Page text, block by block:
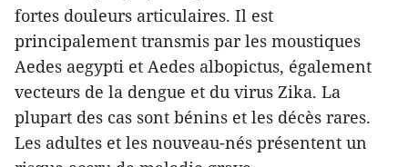
fortes douleurs articulaires. Il est
principalement transmis par les moustiques
Aedes aegypti et Aedes albopictus, également
vecteurs de la dengue et du virus Zika. La
plupart des cas sont bénins et les décès rares.
Les adultes et les nouveau-nés présentent un